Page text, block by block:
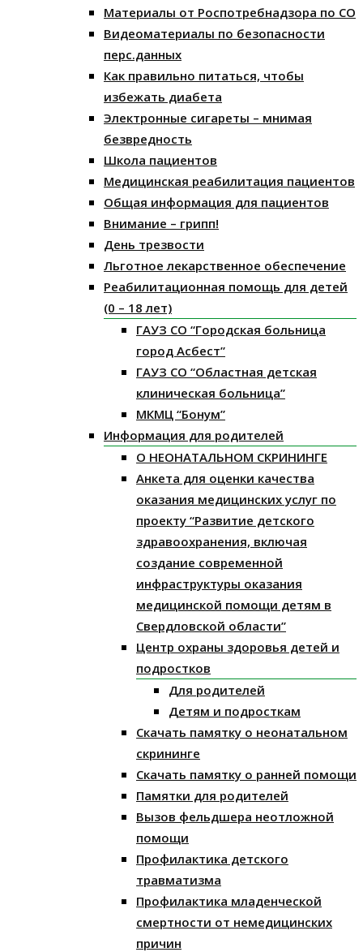
Материалы от Роспотребнадзора по СО
Видеоматериалы по безопасности
перс.данных
Как правильно питаться, чтобы
избежать диабета
Электронные сигареты – мнимая
безвредность
Школа пациентов
Медицинская реабилитация пациентов
Общая информация для пациентов
Внимание – грипп!
День трезвости
Льготное лекарственное обеспечение
Реабилитационная помощь для детей
(0 – 18 лет)
ГАУЗ СО “Городская больница
город Асбест”
ГАУЗ СО “Областная детская
клиническая больница”
МКМЦ “Бонум”
Информация для родителей
О НЕОНАТАЛЬНОМ СКРИНИНГЕ
Анкета для оценки качества
оказания медицинских услуг по
проекту “Развитие детского
здравоохранения, включая
создание современной
инфраструктуры оказания
медицинской помощи детям в
Свердловской области”
Центр охраны здоровья детей и
подростков
Для родителей
Детям и подросткам
Скачать памятку о неонатальном
скрининге
Скачать памятку о ранней помощи
Памятки для родителей
Вызов фельдшера неотложной
помощи
Профилактика детского
травматизма
Профилактика младенческой
смертности от немедицинских
причин